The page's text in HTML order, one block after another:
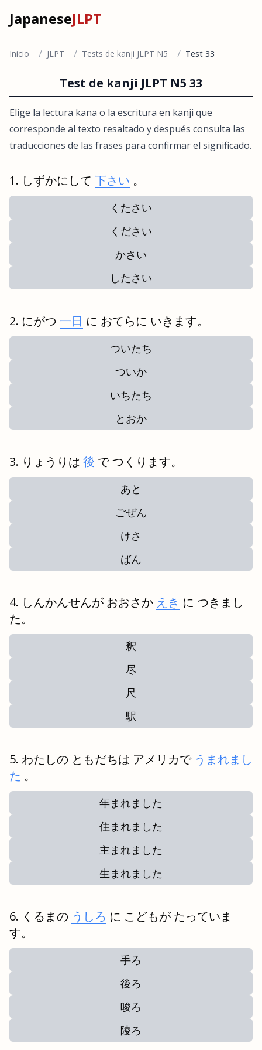
JapaneseJLPT
Inicio / JLPT / Tests de kanji JLPT N5 / Test 33
Test de kanji JLPT N5 33
Elige la lectura kana o la escritura en kanji que
corresponde al texto resaltado y después consulta las
traducciones de las frases para confirmar el significado.
しずかにして 下さい 。
くたさい
ください
かさい
したさい
にがつ 一日 に おてらに いきます。
ついたち
ついか
いちたち
とおか
りょうりは 後 で つくります。
あと
ごぜん
けさ
ばん
しんかんせんが おおさか えき に つきまし
た。
釈
尽
尺
駅
わたしの ともだちは アメリカで うまれまし
た 。
年まれました
住まれました
主まれました
生まれました
くるまの うしろ に こどもが たっていま
す。
手ろ
後ろ
唆ろ
陵ろ